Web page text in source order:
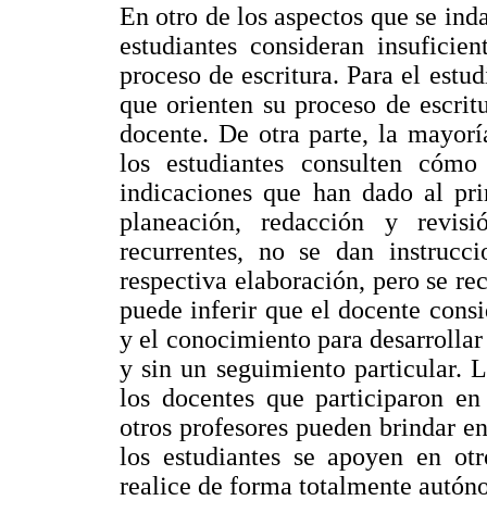
En otro de los aspectos que se
estudiantes consideran
proceso de escritura. Para el
que orienten su proceso de
docente. De otra parte, la
los estudiantes consulten
indicaciones que han dado al
planeación, redacción y
recurrentes, no se dan
respectiva elaboración, pero se
puede inferir que el docente
y el conocimiento para
y sin un seguimiento particular.
los docentes que participaron
otros profesores pueden brindar
los estudiantes se apoyen en
realice de forma totalmente